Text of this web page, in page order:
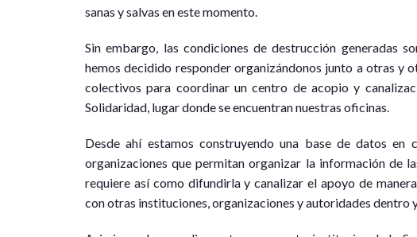
sanas y salvas en este momento.
Sin embargo, las condiciones de destrucción generadas
hemos decidido responder organizándonos junto a otras y
colectivos para coordinar un centro de acopio y
Solidaridad, lugar donde se encuentran nuestras oficinas.
Desde ahí estamos construyendo una base de datos en
organizaciones que permitan organizar la información de
requiere así como difundirla y canalizar el apoyo de
con otras instituciones, organizaciones y autoridades dentro